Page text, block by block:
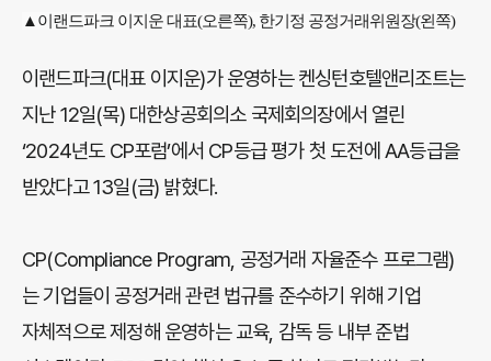
▲이랜드파크 이지운 대표(오른쪽), 한기정 공정거래위원장(왼쪽)
이랜드파크(대표 이지운)가 운영하는 켄싱턴호텔앤리조트는
지난 12일(목) 대한상공회의소 국제회의장에서 열린
‘2024년도 CP포럼’에서 CP등급 평가 첫 도전에 AA등급을
받았다고 13일(금) 밝혔다.
CP(Compliance Program, 공정거래 자율준수 프로그램)
는 기업들이 공정거래 관련 법규를 준수하기 위해 기업
자체적으로 제정해 운영하는 교육, 감독 등 내부 준법